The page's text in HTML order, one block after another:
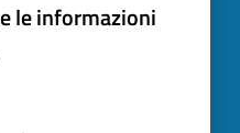
le informazioni